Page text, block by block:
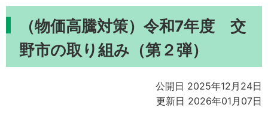
（物価高騰対策）令和7年度 交
野市の取り組み（第２弾）
公開日 2025年12月24日
更新日 2026年01月07日